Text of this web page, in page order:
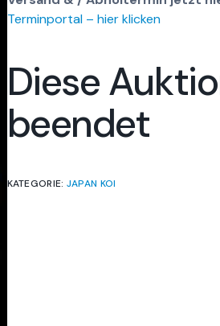
Terminportal – hier klicken
Diese
beendet
KATEGORIE: JAPAN KOI